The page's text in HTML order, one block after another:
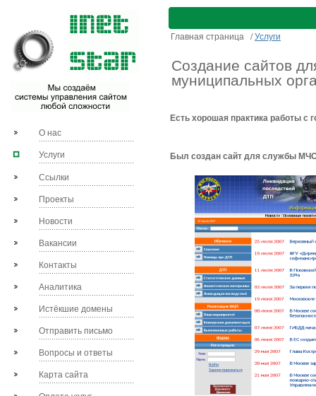
О нас
Услуги
Ссылки
Проекты
Новости
Вакансии
Контакты
Аналитика
Истёкшие домены
Отправить письмо
Вопросы и ответы
Карта сайта
Главная страница /Услуги
Создание сайтов
муниципальных
Есть хорошая практика работы с
Был создан сайт для службы